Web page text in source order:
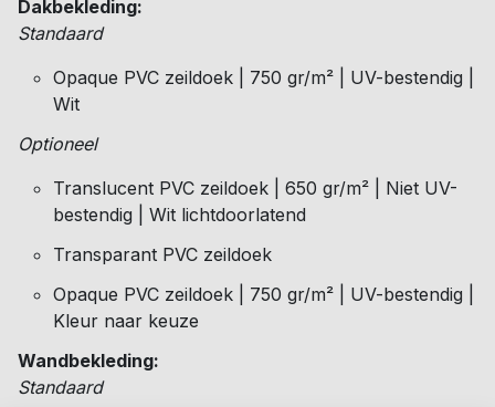
Dakbekleding:
Standaard
Opaque PVC zeildoek | 750 gr/m² | UV-bestendig |
Wit
Optioneel
Translucent PVC zeildoek | 650 gr/m² | Niet UV-
bestendig | Wit lichtdoorlatend
Transparant PVC zeildoek
Opaque PVC zeildoek | 750 gr/m² | UV-bestendig |
Kleur naar keuze
Wandbekleding:
Standaard